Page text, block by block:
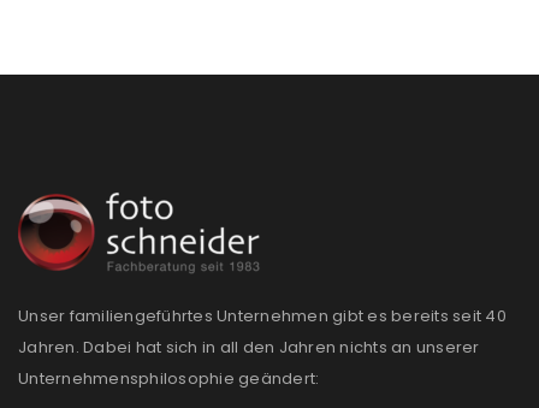
ANMELDEN
REGISTRIEREN
Unser familiengeführtes Unternehmen gibt es bereits seit 40
Jahren. Dabei hat sich in all den Jahren nichts an unserer
Unternehmensphilosophie geändert: